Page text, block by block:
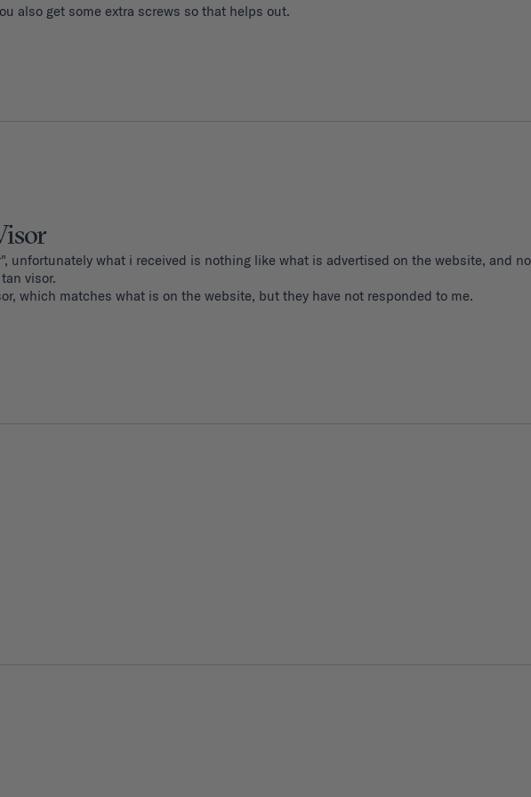
also get some extra screws so that helps out.
unfortunately what i received is nothing like what is advertised on the website, and
visor.
which matches what is on the website, but they have not responded to me.